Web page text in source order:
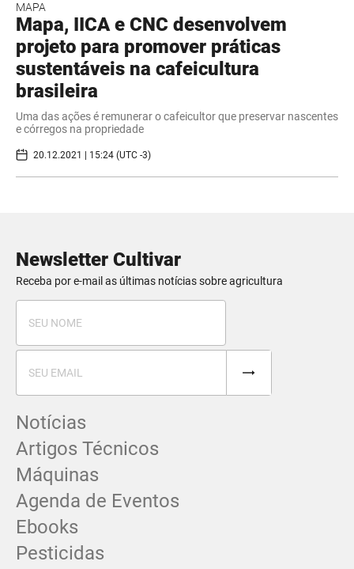
MAPA
Mapa, IICA e CNC desenvolvem
projeto para promover práticas
sustentáveis na cafeicultura
brasileira
Uma das ações é remunerar o cafeicultor que preservar nascentes
e córregos na propriedade
20.12.2021 | 15:24 (UTC -3)
Newsletter Cultivar
Receba por e-mail as últimas notícias sobre agricultura
Notícias
Artigos Técnicos
Máquinas
Agenda de Eventos
Ebooks
Pesticidas